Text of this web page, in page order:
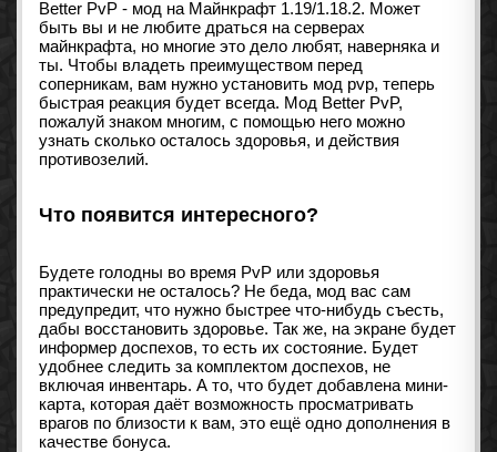
Better PvP - мод на Майнкрафт 1.19/1.18.2. Может
быть вы и не любите драться на серверах
майнкрафта, но многие это дело любят, наверняка и
ты. Чтобы владеть преимуществом перед
соперникам, вам нужно установить мод pvp, теперь
быстрая реакция будет всегда. Мод Better PvP,
пожалуй знаком многим, с помощью него можно
узнать сколько осталось здоровья, и действия
противозелий.
Что появится интересного?
Будете голодны во время PvP или здоровья
практически не осталось? Не беда, мод вас сам
предупредит, что нужно быстрее что-нибудь съесть,
дабы восстановить здоровье. Так же, на экране будет
информер доспехов, то есть их состояние. Будет
удобнее следить за комплектом доспехов, не
включая инвентарь. А то, что будет добавлена мини-
карта, которая даёт возможность просматривать
врагов по близости к вам, это ещё одно дополнения в
качестве бонуса.